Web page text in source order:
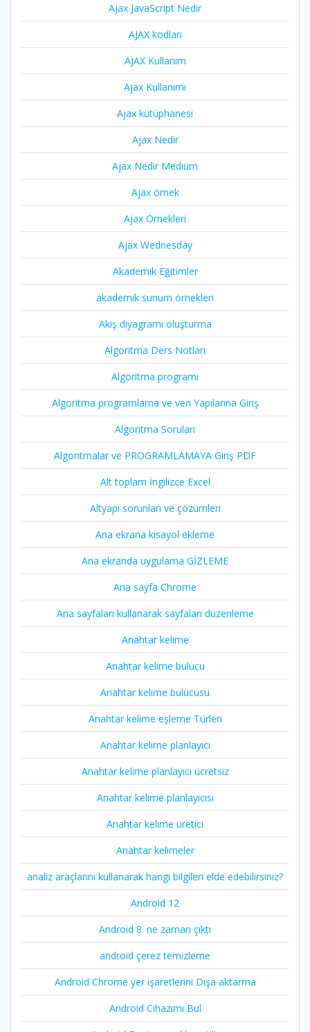
Ajax JavaScript Nedir
AJAX kodları
AJAX Kullanım
Ajax Kullanımı
Ajax kütüphanesi
Ajax Nedir
Ajax Nedir Medium
Ajax örnek
Ajax Örnekleri
Ajax Wednesday
Akademik Eğitimler
akademik sunum örnekleri
Akış diyagramı oluşturma
Algoritma Ders Notları
Algoritma programı
Algoritma programlama ve veri Yapılarına Giriş
Algoritma Soruları
Algoritmalar ve PROGRAMLAMAYA Giriş PDF
Alt toplam İngilizce Excel
Altyapı sorunları ve çözümleri
Ana ekrana kısayol ekleme
Ana ekranda uygulama GİZLEME
Ana sayfa Chrome
Ana sayfaları kullanarak sayfaları düzenleme
Anahtar kelime
Anahtar kelime bulucu
Anahtar kelime bulucusu
Anahtar kelime eşleme Türleri
Anahtar kelime planlayıcı
Anahtar kelime planlayıcı ücretsiz
Anahtar kelime planlayıcısı
Anahtar kelime üretici
Anahtar kelimeler
analiz araçlarını kullanarak hangi bilgileri elde edebilirsiniz?
Android 12
Android 8. ne zaman çıktı
android çerez temizleme
Android Chrome yer işaretlerini Dışa aktarma
Android Cihazımı Bul